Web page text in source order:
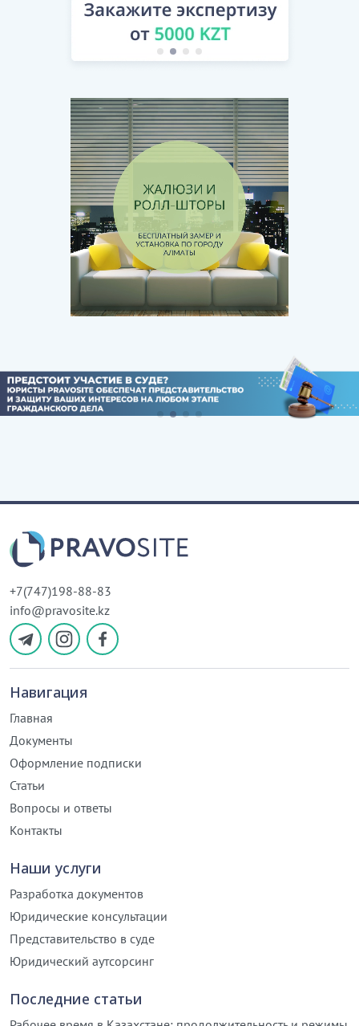
+7(747)198-88-83
info@pravosite.kz
Навигация
Главная
Документы
Оформление подписки
Статьи
Вопросы и ответы
Контакты
Наши услуги
Разработка документов
Юридические консультации
Представительство в суде
Юридический аутсорсинг
Последние статьи